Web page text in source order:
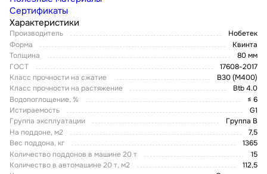
Сертификаты
Характеристики
Производитель
Нобетек
Форма
Квинта
Толщина
80 мм
ГОСТ
17608-2017
Класс прочности на сжатие
В30 (М400)
Класс прочности на растяжение
Btb 4.0
Водопоглощение, %
≤ 6
Истираемость
G1
Группа эксплуатации
Группа В
На поддоне, м2
7,5
Вес поддона, кг
1365
Количество поддонов в машине 20 т
15
Количество в автомашине 20 т, м2
112,5